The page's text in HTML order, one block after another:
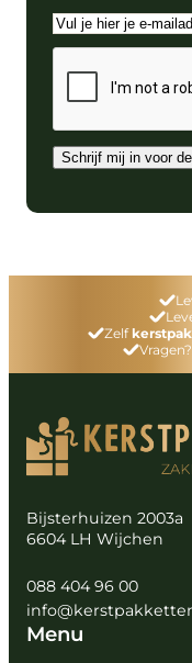
E-
mailadres
Schrijf mij in voor
Zelf
Bijsterhuizen 2003a
6604 LH Wijchen
088 404 96 00
Menu